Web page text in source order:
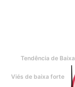
Tendência de Baixa
Viés de baixa forte